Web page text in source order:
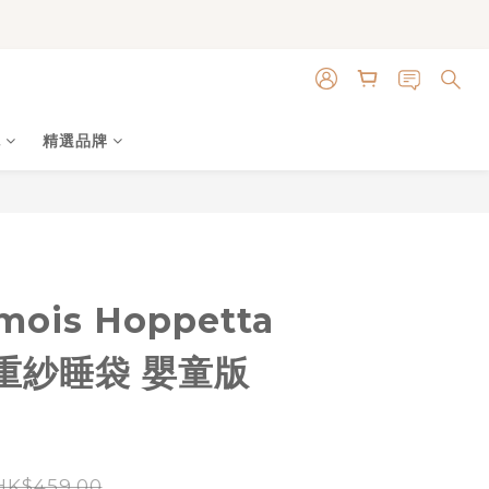
精選品牌
Hoppetta
紗睡袋 嬰童版